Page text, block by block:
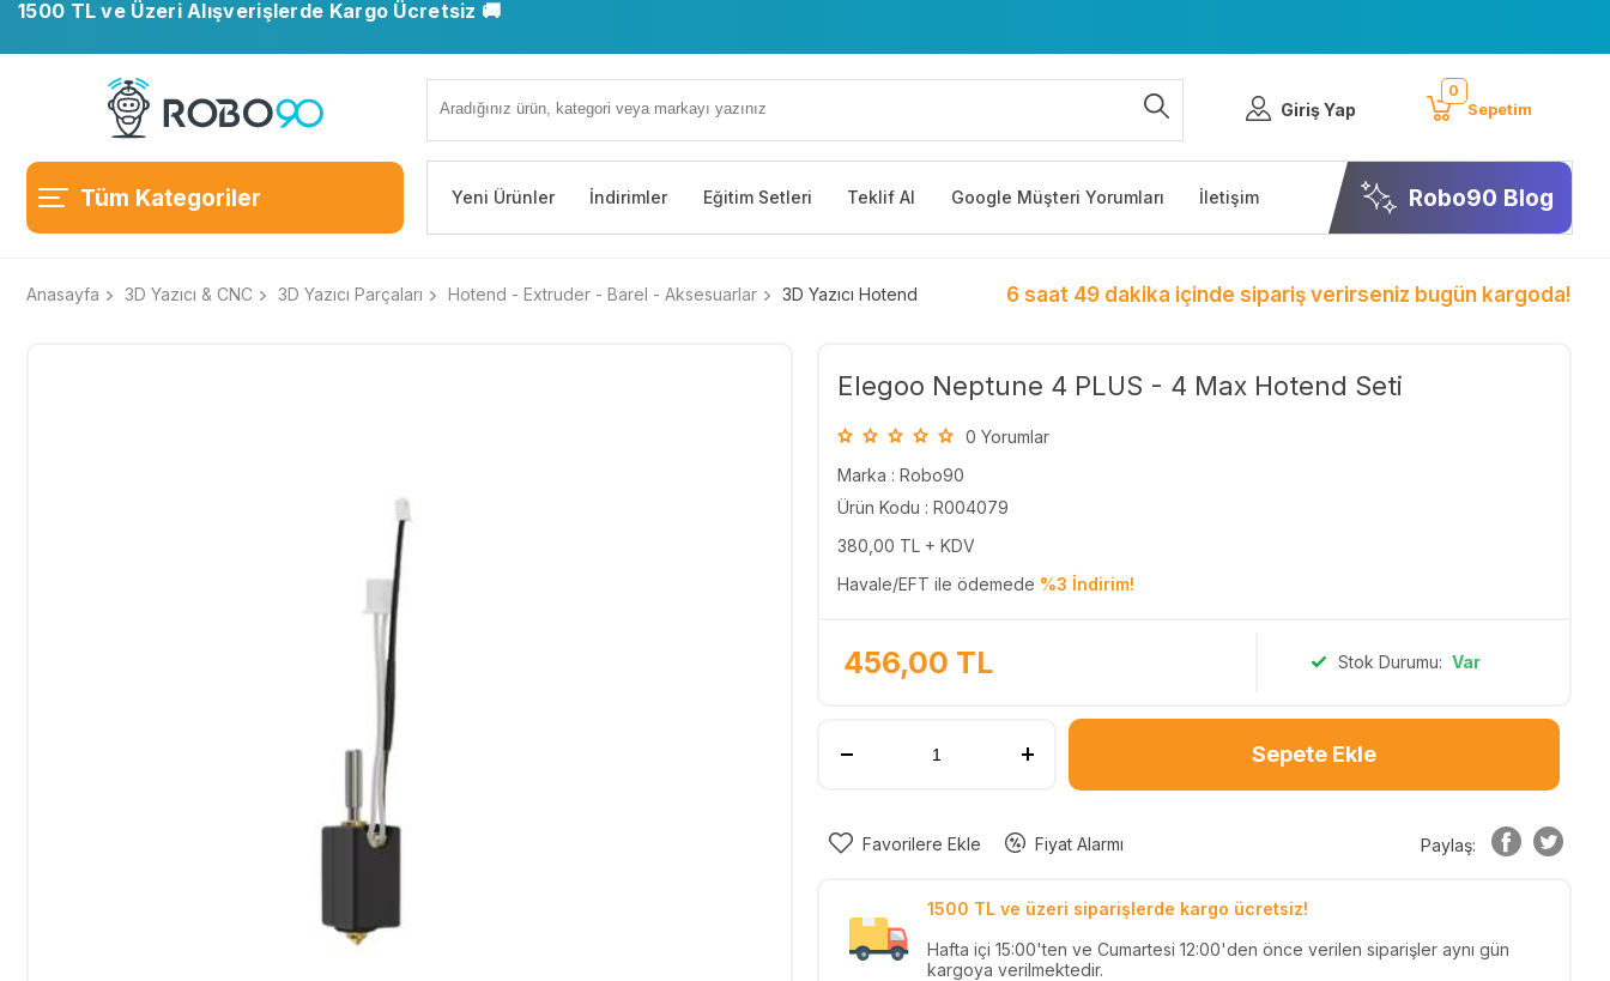
1500 TL ve Üzeri Alışverişlerde Kargo Ücretsiz 🚚
Giriş Yap
0
Sepetim
Tüm Kategoriler Yeni Ürünler İndirimler Eğitim Setleri Teklif Al Google Müşteri Yorumları İletişim Robo90 Blog
Anasayfa 3D Yazıcı & CNC 3D Yazıcı Parçaları Hotend - Extruder - Barel - Aksesuarlar 3D Yazıcı Hotend 6 saat 49 dakika içinde sipariş verirseniz bugün kargoda!
Elegoo Neptune 4 PLUS - 4 Max Hotend Seti
0 Yorumlar
Marka : Robo90
Ürün Kodu : R004079
380,00 TL + KDV
Havale/EFT ile ödemede %3 İndirim!
456,00 TL Stok Durumu:Var
Sepete Ekle
Favorilere Ekle Fiyat Alarmı Paylaş:
1500 TL ve üzeri siparişlerde kargo ücretsiz!
Hafta içi 15:00'ten ve Cumartesi 12:00'den önce verilen siparişler aynı gün
kargoya verilmektedir.